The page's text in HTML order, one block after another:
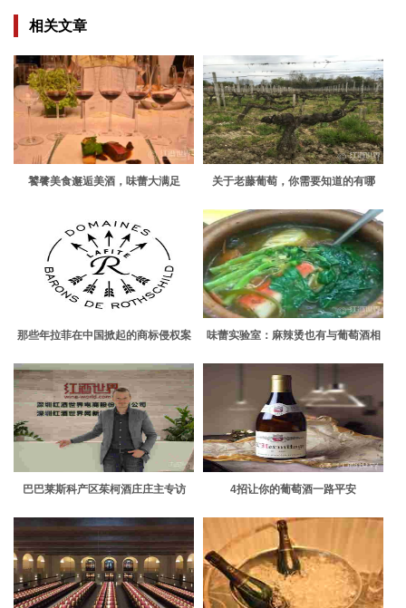
相关文章
饕餮美食邂逅美酒，味蕾大满足
关于老藤葡萄，你需要知道的有哪
那些年拉菲在中国掀起的商标侵权案
味蕾实验室：麻辣烫也有与葡萄酒相
巴巴莱斯科产区茱柯酒庄庄主专访 4招让你的葡萄酒一路平安